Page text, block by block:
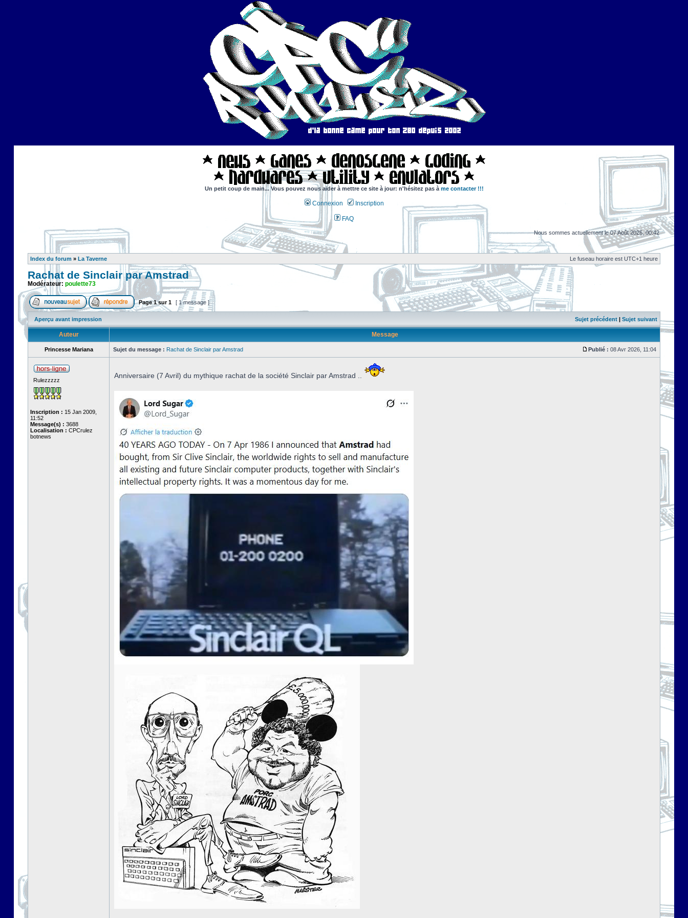
Un petit coup de main... Vous pouvez nous aider à mettre ce site à jour: n'hésitez pas à me contacter !!!
Connexion Inscription
FAQ
Nous sommes actuellement le 07 Août 2026, 00:42
Index du forum » La Taverne Le fuseau horaire est UTC+1 heure
Rachat de Sinclair par Amstrad
Modérateur: poulette73
Page1sur1 [ 1 message ]
Aperçu avant impression Sujet précédent | Sujet suivant
Auteur Message
Princesse Mariana Sujet du message : Rachat de Sinclair par Amstrad Publié : 08 Avr 2026, 11:04
Rulezzzzz
Inscription : 15 Jan 2009,
11:52
Message(s) : 3688
Localisation : CPCrulez
botnews
Anniversaire (7 Avril) du mythique rachat de la société Sinclair par Amstrad ..